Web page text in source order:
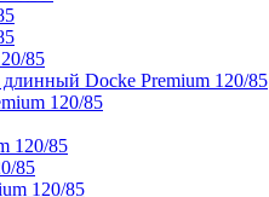
85
Docke Premium 120/85
120/85
120/85
85
120/85